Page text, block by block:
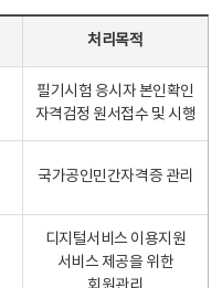
처리목적
필기시험 응시자 본인확인
자격검정 원서접수 및 시행
국가공인민간자격증 관리
디지털서비스 이용지원
서비스 제공을 위한